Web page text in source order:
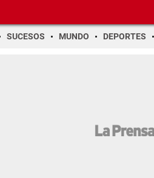
SUCESOS MUNDO DEPORTES